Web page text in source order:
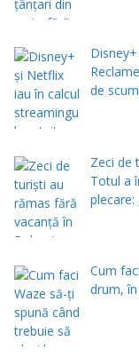
de
Zeci de
Totul a
plecare:
Cum
drum,